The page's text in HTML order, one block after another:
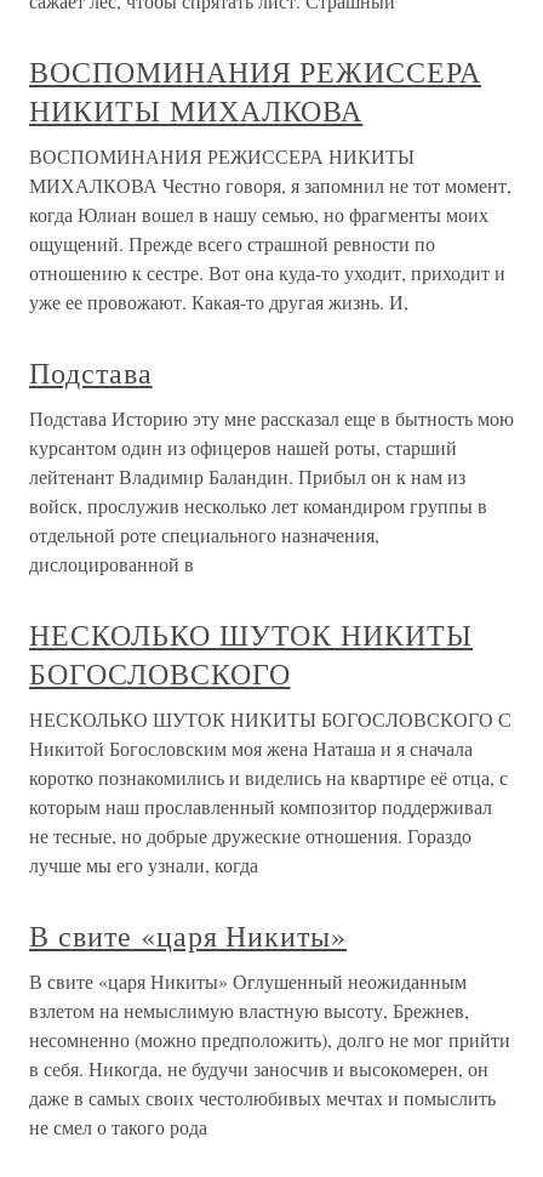
ВОСПОМИНАНИЯ РЕЖИССЕРА
НИКИТЫ МИХАЛКОВА
ВОСПОМИНАНИЯ РЕЖИССЕРА НИКИТЫ
МИХАЛКОВА Честно говоря, я запомнил не тот момент,
когда Юлиан вошел в нашу семью, но фрагменты моих
ощущений. Прежде всего страшной ревности по
отношению к сестре. Вот она куда-то уходит, приходит и
уже ее провожают. Какая-то другая жизнь. И,
Подстава
Подстава Историю эту мне рассказал еще в бытность мою
курсантом один из офицеров нашей роты, старший
лейтенант Владимир Баландин. Прибыл он к нам из
войск, прослужив несколько лет командиром группы в
отдельной роте специального назначения,
дислоцированной в
НЕСКОЛЬКО ШУТОК НИКИТЫ
БОГОСЛОВСКОГО
НЕСКОЛЬКО ШУТОК НИКИТЫ БОГОСЛОВСКОГО С
Никитой Богословским моя жена Наташа и я сначала
коротко познакомились и виделись на квартире её отца, с
которым наш прославленный композитор поддерживал
не тесные, но добрые дружеские отношения. Гораздо
лучше мы его узнали, когда
В свите «царя Никиты»
В свите «царя Никиты» Оглушенный неожиданным
взлетом на немыслимую властную высоту, Брежнев,
несомненно (можно предположить), долго не мог прийти
в себя. Никогда, не будучи заносчив и высокомерен, он
даже в самых своих честолюбивых мечтах и помыслить
не смел о такого рода